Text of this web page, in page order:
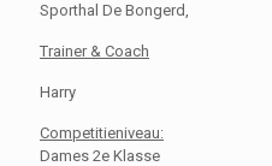
Sporthal De Bongerd,
Trainer & Coach
Harry
Competitieniveau:
Dames 2e Klasse